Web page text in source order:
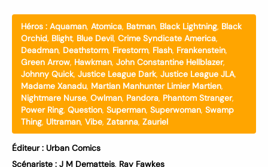
Héros : Aquaman, Atomica, Batman, Black Lightning, Black
Orchid, Blight, Blue Devil, Crime Syndicate America,
Deadman, Deathstorm, Firestorm, Flash, Frankenstein,
Green Arrow, Hawkman, John Constantine Hellblazer,
Johnny Quick, Justice League Dark, Justice League JLA,
Madame Xanadu, Martian Manhunter Limier Martien,
Nightmare Nurse, Owlman, Pandora, Phantom Stranger,
Power Ring, Question, Superman, Superwoman, Swamp
Thing, Ultraman, Vibe, Zatanna, Zauriel
Éditeur : Urban Comics
Scénariste : J M Dematteis, Ray Fawkes